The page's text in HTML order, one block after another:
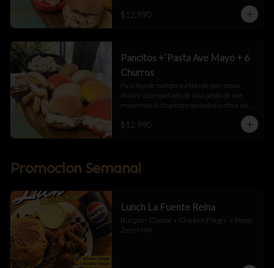
$12.990
Pancitos +¨Pasta Ave Mayo + 6
Churros
Pancitos de campo surtido de pan masa
madre acompañado de una pasta de ave
mayo mas 6 churros españoles junto a una
$12.990
Promocion Semanal
Lunch La Fuente Reina
Burguer Chesse + Chicken Finger  + Pepsi
Zero Mini